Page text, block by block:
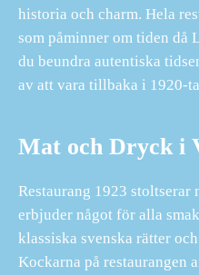
historia och charm. Hela
som påminner om tiden då
du beundra autentiska
av att vara tillbaka i 1920-
Mat och Dryck i
Restaurang 1923 stoltserar
erbjuder något för alla
klassiska svenska rätter
Kockarna på restaurangen